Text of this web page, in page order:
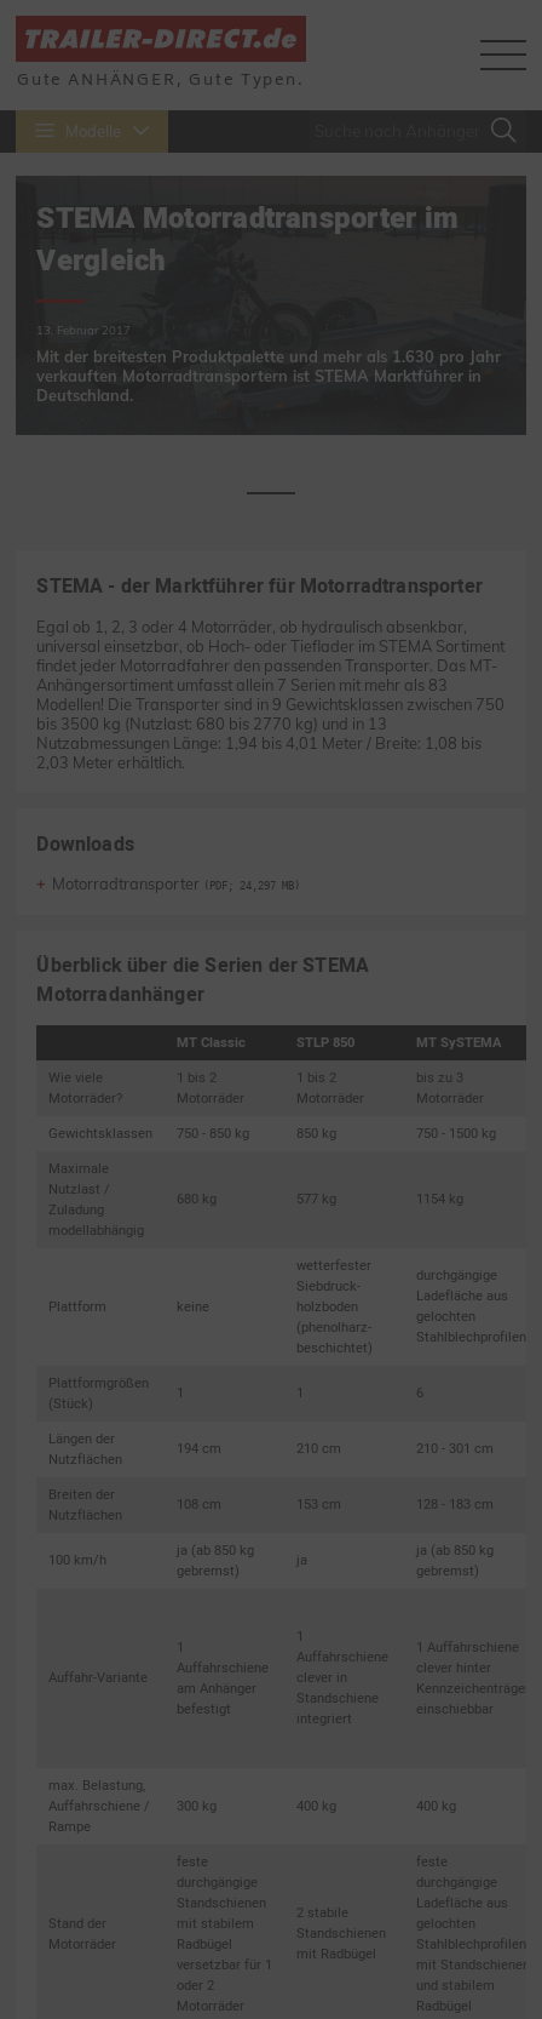
Gute ANHÄNGER, Gute Typen.
Modelle
STEMA Motorradtransporter im
Vergleich
13. Februar 2017
Mit der breitesten Produktpalette und mehr als 1.630 pro Jahr
verkauften Motorradtransportern ist STEMA Marktführer in
Deutschland.
STEMA - der Marktführer für Motorradtransporter
Egal ob 1, 2, 3 oder 4 Motorräder, ob hydraulisch absenkbar,
universal einsetzbar, ob Hoch- oder Tieflader im STEMA Sortiment
findet jeder Motorradfahrer den passenden Transporter. Das MT-
Anhängersortiment umfasst allein 7 Serien mit mehr als 83
Modellen! Die Transporter sind in 9 Gewichtsklassen zwischen 750
bis 3500 kg (Nutzlast: 680 bis 2770 kg) und in 13
Nutzabmessungen Länge: 1,94 bis 4,01 Meter / Breite: 1,08 bis
2,03 Meter erhältlich.
Downloads
Motorradtransporter (PDF; 24,297 MB)
Überblick über die Serien der STEMA
Motorradanhänger
MT Classic STLP 850
MT SySTEMA
Wie viele
Motorräder?
1 bis 2
Motorräder
1 bis 2
Motorräder
bis zu 3
Motorräder
Gewichtsklassen
750 - 850 kg 850 kg
750 - 1500 kg
Maximale
Nutzlast /
Zuladung
modellabhängig
680 kg 577 kg 1154 kg
Plattform keine
wetterfester
Siebdruck-
holzboden
(phenolharz-
beschichtet)
durchgängige
Ladefläche aus
gelochten
Stahlblechprofilen
Plattformgrößen
(Stück)
1 1 6
Längen der
Nutzflächen
194 cm 210 cm 210 - 301 cm
Breiten der
Nutzflächen
108 cm 153 cm 128 - 183 cm
100 km/h
ja (ab 850 kg
gebremst)
ja
ja (ab 850 kg
gebremst)
Auffahr-Variante
1
Auffahrschiene
am Anhänger
befestigt
1
Auffahrschiene
clever in
Standschiene
integriert
1 Auffahrschiene
clever hinter
Kennzeichenträger
einschiebbar
max. Belastung,
Auffahrschiene /
Rampe
300 kg 400 kg 400 kg
Stand der
Motorräder
feste
durchgängige
Standschienen
mit stabilem
Radbügel
versetzbar für 1
oder 2
Motorräder
2 stabile
Standschienen
mit Radbügel
feste
durchgängige
Ladefläche aus
gelochten
Stahlblechprofilen
mit Standschienen
und stabilem
Radbügel